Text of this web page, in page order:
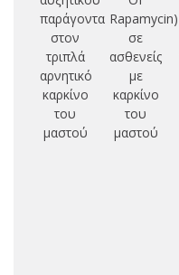
παράγοντα
στον
τριπλά
αρνητικό
καρκίνο
του
μαστού
Rapamycin)
σε
ασθενείς
με
καρκίνο
του
μαστού